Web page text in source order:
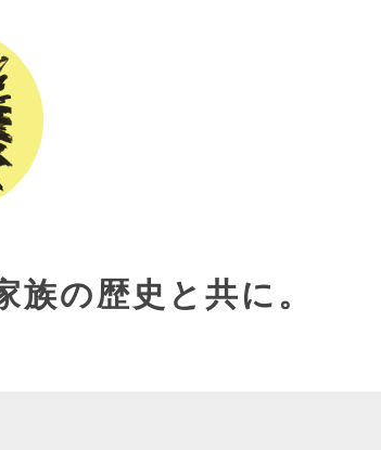
の歴史と共に。